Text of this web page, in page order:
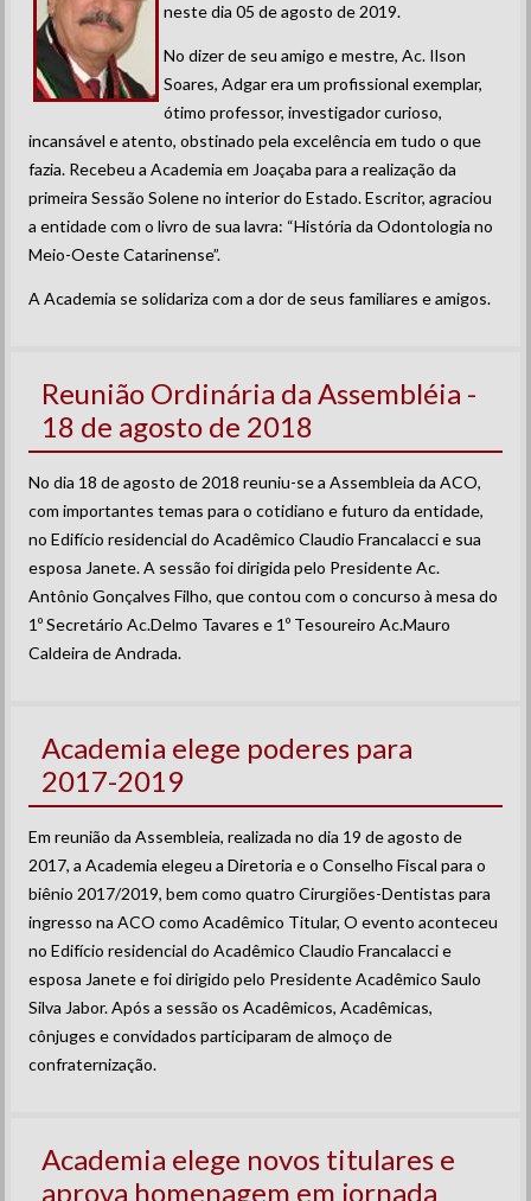
neste dia 05 de agosto de 2019.
No dizer de seu amigo e mestre, Ac. Ilson
Soares, Adgar era um profissional exemplar,
ótimo professor, investigador curioso,
incansável e atento, obstinado pela excelência em tudo o que
fazia. Recebeu a Academia em Joaçaba para a realização da
primeira Sessão Solene no interior do Estado. Escritor, agraciou
a entidade com o livro de sua lavra: “História da Odontologia no
Meio-Oeste Catarinense”.
A Academia se solidariza com a dor de seus familiares e amigos.
Reunião Ordinária da Assembléia -
18 de agosto de 2018
No dia 18 de agosto de 2018 reuniu-se a Assembleia da ACO,
com importantes temas para o cotidiano e futuro da entidade,
no Edifício residencial do Acadêmico Claudio Francalacci e sua
esposa Janete. A sessão foi dirigida pelo Presidente Ac.
Antônio Gonçalves Filho, que contou com o concurso à mesa do
1º Secretário Ac.Delmo Tavares e 1º Tesoureiro Ac.Mauro
Caldeira de Andrada.
Academia elege poderes para
2017-2019
Em reunião da Assembleia, realizada no dia 19 de agosto de
2017, a Academia elegeu a Diretoria e o Conselho Fiscal para o
biênio 2017/2019, bem como quatro Cirurgiões-Dentistas para
ingresso na ACO como Acadêmico Titular, O evento aconteceu
no Edifício residencial do Acadêmico Claudio Francalacci e
esposa Janete e foi dirigido pelo Presidente Acadêmico Saulo
Silva Jabor. Após a sessão os Acadêmicos, Acadêmicas,
cônjuges e convidados participaram de almoço de
confraternização.
Academia elege novos titulares e
aprova homenagem em jornada